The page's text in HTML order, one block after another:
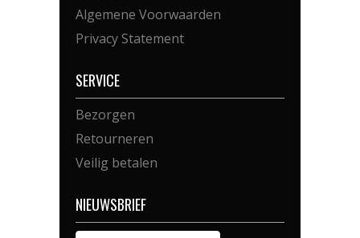
Algemene Voorwaarden
Privacy Statement
SERVICE
Bezorgen
Retourneren
Veilig betalen
NIEUWSBRIEF